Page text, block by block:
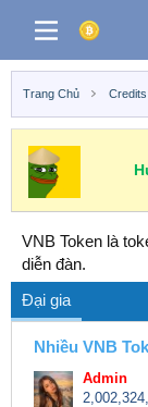
Trang Chủ Credits
VNB Token là
diễn đàn.
Đại gia
Nhiều VNB
Admin